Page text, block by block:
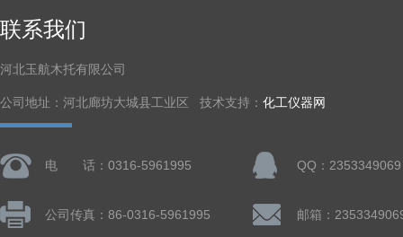
联系我们
河北玉航木托有限公司
公司地址：河北廊坊大城县工业区 技术支持： 化工仪器网
电 话：0316-5961995 QQ：2353349069
公司传真：86-0316-5961995 邮箱：